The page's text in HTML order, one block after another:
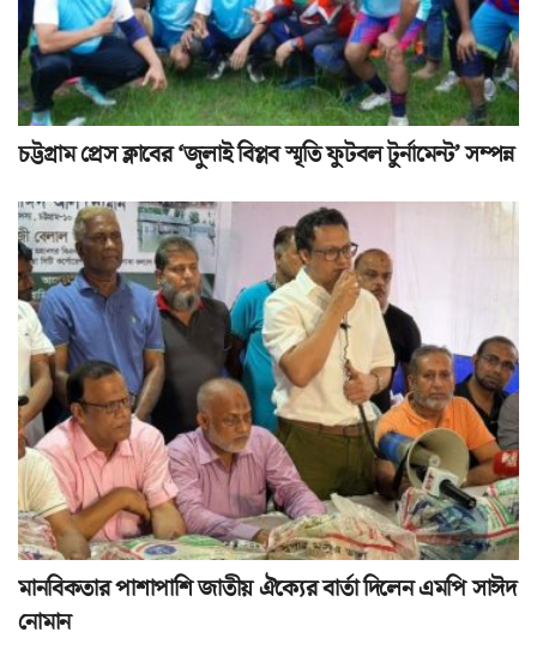
চট্টগ্রাম প্রেস ক্লাবের ‘জুলাই বিপ্লব স্মৃতি ফুটবল টুর্নামেন্ট’ সম্পন্ন
মানবিকতার পাশাপাশি জাতীয় ঐক্যের বার্তা দিলেন এমপি সাঈদ
নোমান